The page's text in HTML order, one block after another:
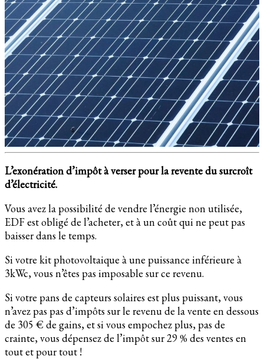
L’exonération d’impôt à verser pour la revente du surcroît
d’électricité.
Vous avez la possibilité de vendre l’énergie non utilisée,
EDF est obligé de l’acheter, et à un coût qui ne peut pas
baisser dans le temps.
Si votre kit photovoltaique à une puissance inférieure à
3kWc, vous n’êtes pas imposable sur ce revenu.
Si votre pans de capteurs solaires est plus puissant, vous
n’avez pas pas d’impôts sur le revenu de la vente en dessous
de 305 € de gains, et si vous empochez plus, pas de
crainte, vous dépensez de l’impôt sur 29 % des ventes en
tout et pour tout !